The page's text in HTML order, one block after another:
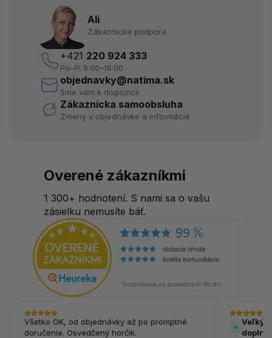
Ali
Zákaznícka podpora
+421 220 924 333
Po–Pi 8:00–16:00
objednavky@natima.sk
Sme vám k dispozícii
Zákaznícka samoobsluha
Zmeny v objednávke a informácie
Overené zákazníkmi
1 300+ hodnotení. S nami sa o vašu
zásielku nemusíte báť.
Všetko OK, od objednávky až po promptné
doručenie. Osvedčený horčík.
Veľký